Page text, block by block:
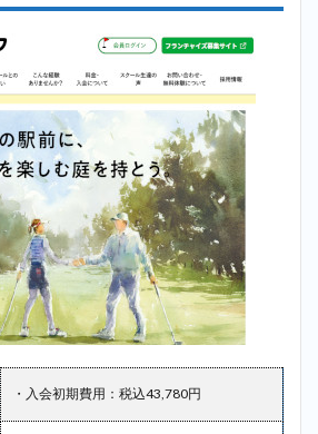
・入会初期費用：税込43,780円